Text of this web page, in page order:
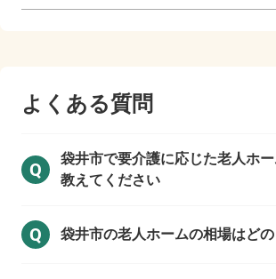
よくある質問
Q
袋井市で要介護に応じた老人ホ
教えてください
Q 袋井市の老人ホームの相場はど